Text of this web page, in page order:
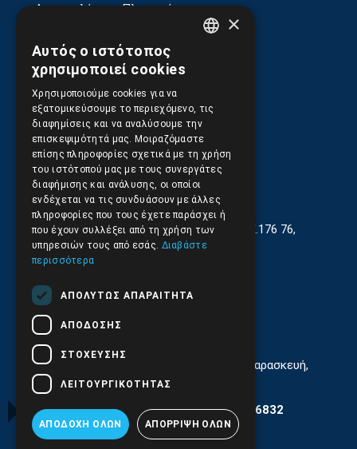
Αποστολές και Πληρωμές
Επιστροφές και Ακυρώσεις
Γεωργίου Κρέμου 13-17, Καλλιθέα, Τ.Κ.176 76,
Αθήνα, Ελλάδα
210.9566.
Email:
Εξυπηρέτηση Κοινού Δευτέρα έως Παρασκευή,
11:30 - 17.00
Αρ. ΓΕΜΗ 6204101000 | Αρ. ΕΜΠΑ 6832
×
Αυτός ο ιστότοπος
χρησιμοποιεί cookies
Χρησιμοποιούμε cookies για να
εξατομικεύσουμε το περιεχόμενο, τις
διαφημίσεις και να αναλύσουμε την
επισκεψιμότητά μας. Μοιραζόμαστε
επίσης πληροφορίες σχετικά με τη χρήση
του ιστότοπού μας με τους συνεργάτες
διαφήμισης και ανάλυσης, οι οποίοι
ενδέχεται να τις συνδυάσουν με άλλες
πληροφορίες που τους έχετε παράσχει ή
που έχουν συλλέξει από τη χρήση των
υπηρεσιών τους από εσάς. Διαβάστε
περισσότερα
ΑΠΟΛΎΤΩΣ ΑΠΑΡΑΊΤΗΤΑ
ΑΠΌΔΟΣΗΣ
ΣΤΌΧΕΥΣΗΣ
ΛΕΙΤΟΥΡΓΙΚΌΤΗΤΑΣ
ΑΠΟΔΟΧΉ ΌΛΩΝ ΑΠΌΡΡΙΨΗ ΌΛΩΝ